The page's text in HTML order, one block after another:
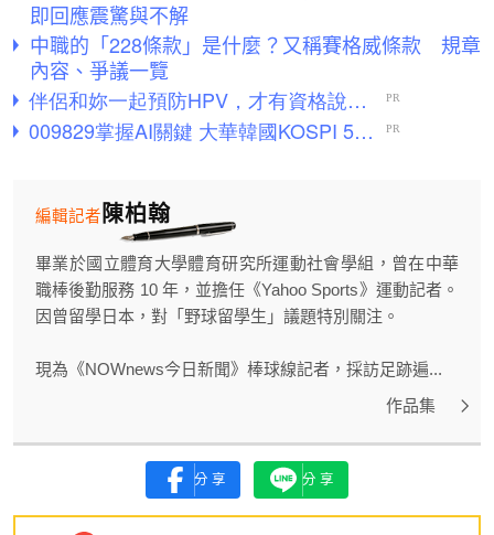
即回應震驚與不解
中職的「228條款」是什麼？又稱賽格威條款 規章
內容、爭議一覽
陳柏翰
編輯記者
畢業於國立體育大學體育研究所運動社會學組，曾在中華
職棒後勤服務 10 年，並擔任《Yahoo Sports》運動記者。
因曾留學日本，對「野球留學生」議題特別關注。
現為《NOWnews今日新聞》棒球線記者，採訪足跡遍...
作品集
分享 分享